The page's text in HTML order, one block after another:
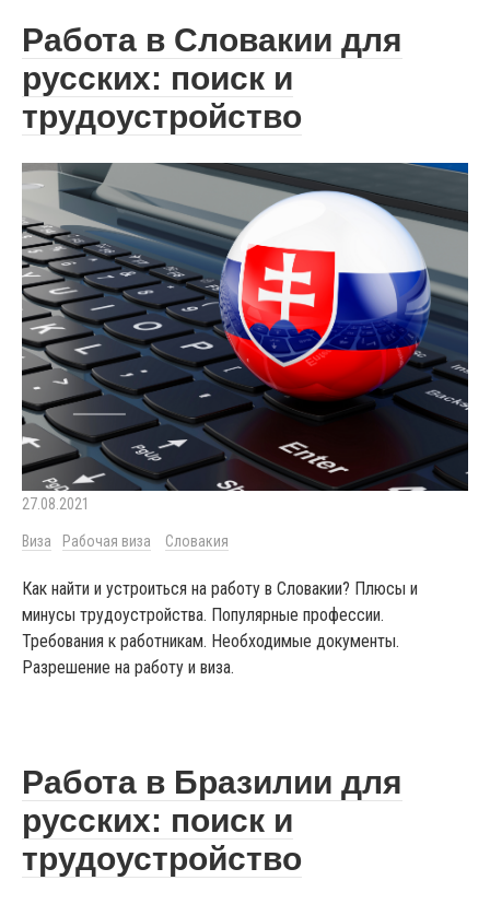
Работа в Словакии для
русских: поиск и
трудоустройство
27.08.2021
Виза Рабочая виза Словакия
Как найти и устроиться на работу в Словакии? Плюсы и
минусы трудоустройства. Популярные профессии.
Требования к работникам. Необходимые документы.
Разрешение на работу и виза.
Работа в Бразилии для
русских: поиск и
трудоустройство